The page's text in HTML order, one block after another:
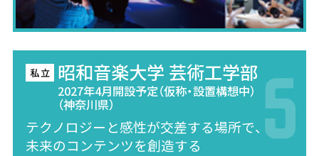
昭和音楽大学 芸術工学部
2027年4月開設予定（仮称・設置構想中）
（神奈川県）
テクノロジーと感性が交差する場所で、
未来のコンテンツを創造する